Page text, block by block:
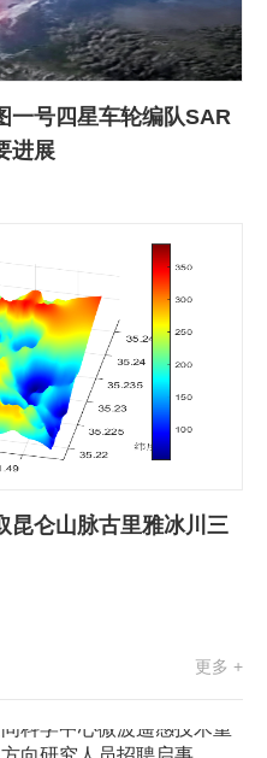
一号四星车轮编队SAR
进展
昆仑山脉古里雅冰川三
更多 +
师团组汇总（最新发布）
波遥感技术重点实验室雷
入式软件开发人员、雷达
设计与开发人员招聘启事
周年招生简章
向研究人员招聘启事